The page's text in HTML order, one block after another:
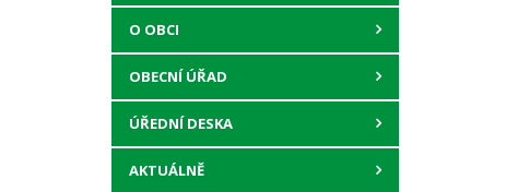
O OBCI
OBECNÍ ÚŘAD
ÚŘEDNÍ DESKA
AKTUÁLNĚ